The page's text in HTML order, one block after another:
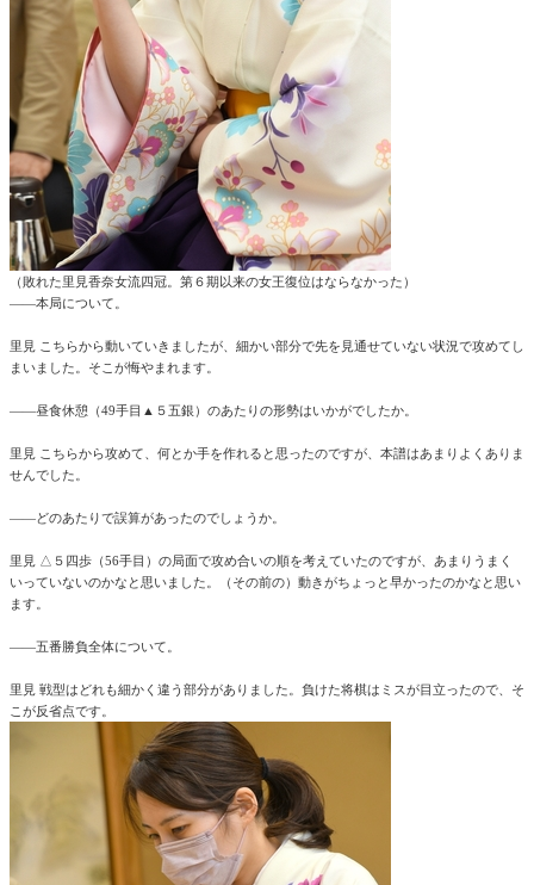
（敗れた里見香奈女流四冠。第６期以来の女王復位はならなかった）
――本局について。
里見 こちらから動いていきましたが、細かい部分で先を見通せていない状況で攻めてし
まいました。そこが悔やまれます。
――昼食休憩（49手目▲５五銀）のあたりの形勢はいかがでしたか。
里見 こちらから攻めて、何とか手を作れると思ったのですが、本譜はあまりよくありま
せんでした。
――どのあたりで誤算があったのでしょうか。
里見 △５四歩（56手目）の局面で攻め合いの順を考えていたのですが、あまりうまく
いっていないのかなと思いました。（その前の）動きがちょっと早かったのかなと思い
ます。
――五番勝負全体について。
里見 戦型はどれも細かく違う部分がありました。負けた将棋はミスが目立ったので、そ
こが反省点です。